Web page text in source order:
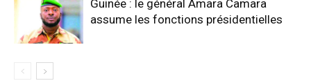
Guinée : le général Amara Camara
assume les fonctions présidentielles